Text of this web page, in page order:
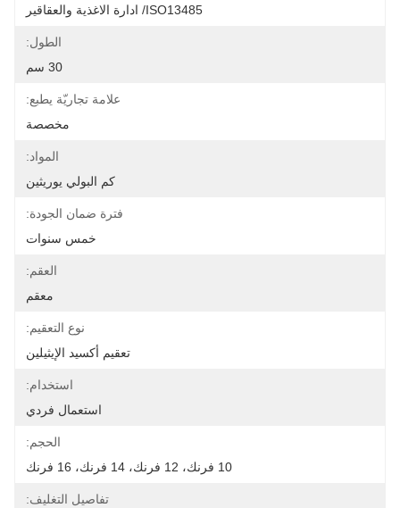
ISO13485/ ادارة الاغذية والعقاقير
الطول:
30 سم
علامة تجاريّة يطبع:
مخصصة
المواد:
كم البولي يوريثين
فترة ضمان الجودة:
خمس سنوات
العقم:
معقم
نوع التعقيم:
تعقيم أكسيد الإيثيلين
استخدام:
استعمال فردي
الحجم:
10 فرنك، 12 فرنك، 14 فرنك، 16 فرنك
تفاصيل التغليف: